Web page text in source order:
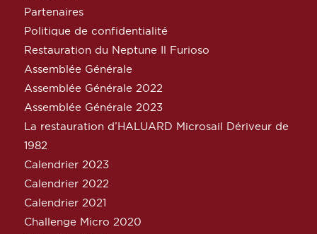
Partenaires
Politique de confidentialité
Restauration du Neptune Il Furioso
Assemblée Générale
Assemblée Générale 2022
Assemblée Générale 2023
La restauration d’HALUARD Microsail Dériveur de
1982
Calendrier 2023
Calendrier 2022
Calendrier 2021
Challenge Micro 2020